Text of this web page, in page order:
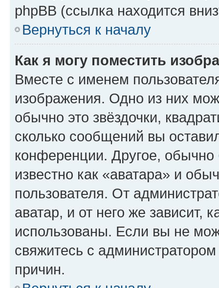
phpBB (ссылка находится
Вернуться к началу
Как я могу поместить
Вместе с именем
изображения. Одно из них
обычно это звёздочки,
сколько сообщений вы
конференции. Другое,
известно как «аватара» и
пользователя. От
аватар, и от него же зависит,
использованы. Если вы не
свяжитесь с
причин.